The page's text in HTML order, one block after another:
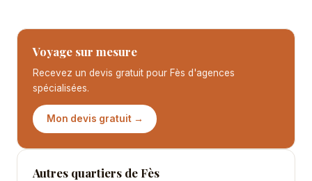
Voyage sur mesure
Recevez un devis gratuit pour Fès d'agences
spécialisées.
Mon devis gratuit →
Autres quartiers de Fès